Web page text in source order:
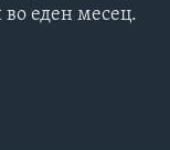
еден месец.